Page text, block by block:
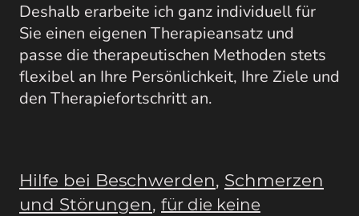
Deshalb erarbeite ich ganz individuell für
Sie einen eigenen Therapieansatz und
passe die therapeutischen Methoden stets
flexibel an Ihre Persönlichkeit, Ihre Ziele und
den Therapiefortschritt an.
Hilfe bei Beschwerden, Schmerzen
und Störungen, für die keine